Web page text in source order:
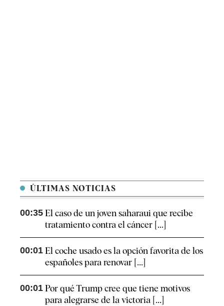
ÚLTIMAS NOTICIAS
00:35 El caso de un joven saharaui que recibe
tratamiento contra el cáncer [...]
00:01 El coche usado es la opción favorita de los
españoles para renovar [...]
00:01 Por qué Trump cree que tiene motivos
para alegrarse de la victoria [...]